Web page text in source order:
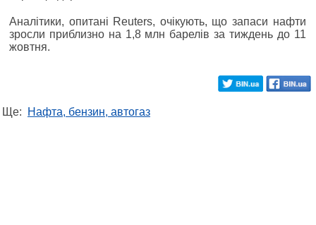
Аналітики, опитані Reuters, очікують, що запаси нафти
зросли приблизно на 1,8 млн барелів за тиждень до 11
жовтня.
Ще: Нафта, бензин, автогаз